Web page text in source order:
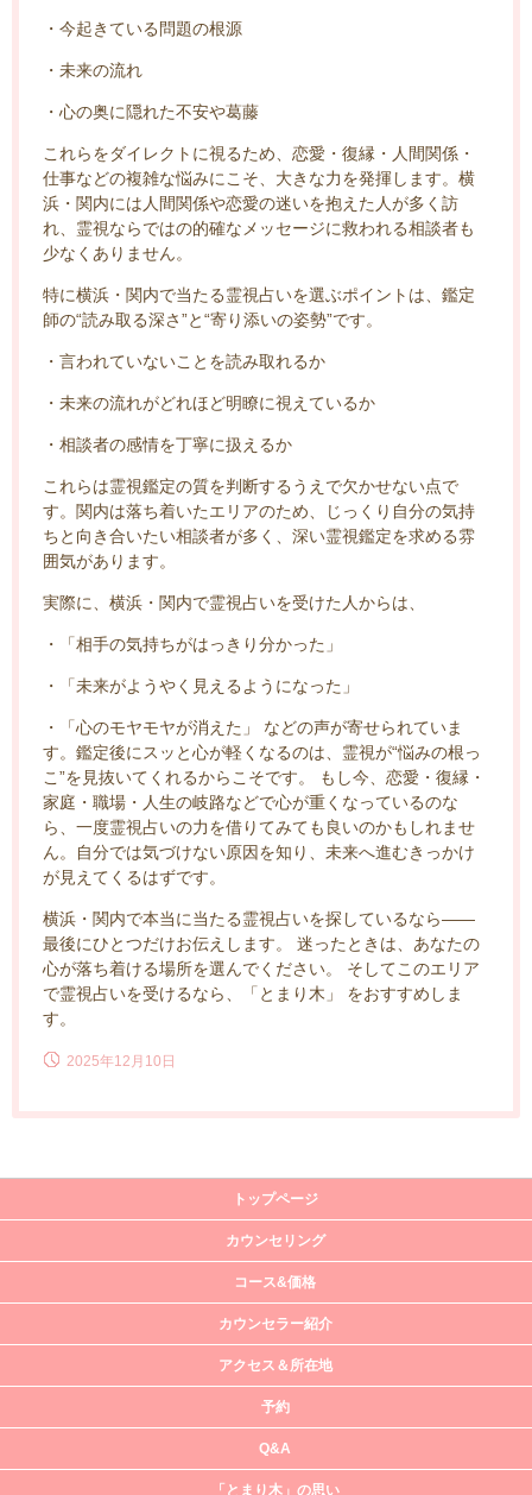
・今起きている問題の根源
・未来の流れ
・心の奥に隠れた不安や葛藤
これらをダイレクトに視るため、恋愛・復縁・人間関係・
仕事などの複雑な悩みにこそ、大きな力を発揮します。横
浜・関内には人間関係や恋愛の迷いを抱えた人が多く訪
れ、霊視ならではの的確なメッセージに救われる相談者も
少なくありません。
特に横浜・関内で当たる霊視占いを選ぶポイントは、鑑定
師の“読み取る深さ”と“寄り添いの姿勢”です。
・言われていないことを読み取れるか
・未来の流れがどれほど明瞭に視えているか
・相談者の感情を丁寧に扱えるか
これらは霊視鑑定の質を判断するうえで欠かせない点で
す。関内は落ち着いたエリアのため、じっくり自分の気持
ちと向き合いたい相談者が多く、深い霊視鑑定を求める雰
囲気があります。
実際に、横浜・関内で霊視占いを受けた人からは、
・「相手の気持ちがはっきり分かった」
・「未来がようやく見えるようになった」
・「心のモヤモヤが消えた」 などの声が寄せられていま
す。鑑定後にスッと心が軽くなるのは、霊視が“悩みの根っ
こ”を見抜いてくれるからこそです。 もし今、恋愛・復縁・
家庭・職場・人生の岐路などで心が重くなっているのな
ら、一度霊視占いの力を借りてみても良いのかもしれませ
ん。自分では気づけない原因を知り、未来へ進むきっかけ
が見えてくるはずです。
横浜・関内で本当に当たる霊視占いを探しているなら——
最後にひとつだけお伝えします。 迷ったときは、あなたの
心が落ち着ける場所を選んでください。 そしてこのエリア
で霊視占いを受けるなら、「とまり木」 をおすすめしま
す。
2025年12月10日
トップページ
カウンセリング
コース&価格
カウンセラー紹介
アクセス＆所在地
予約
Q&A
「とまり木」の思い